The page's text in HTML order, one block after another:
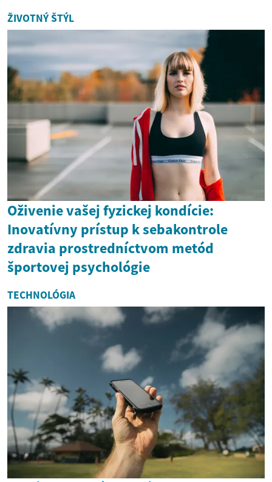
ŽIVOTNÝ ŠTÝL
Oživenie vašej fyzickej kondície:
Inovatívny prístup k sebakontrole
zdravia prostredníctvom metód
športovej psychológie
TECHNOLÓGIA